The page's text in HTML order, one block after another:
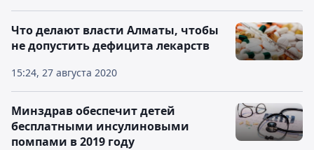
15:24, 27 августа 2020
Что делают власти Алматы, чтобы
не допустить дефицита лекарств
Минздрав обеспечит детей
бесплатными инсулиновыми
помпами в 2019 году